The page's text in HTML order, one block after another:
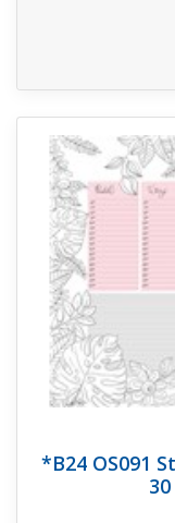
*B24 OS091